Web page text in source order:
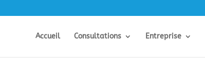
Accueil Consultations Entreprise